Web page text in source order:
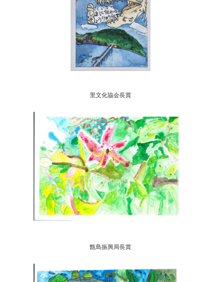
里文化協会長賞
甑島振興局長賞